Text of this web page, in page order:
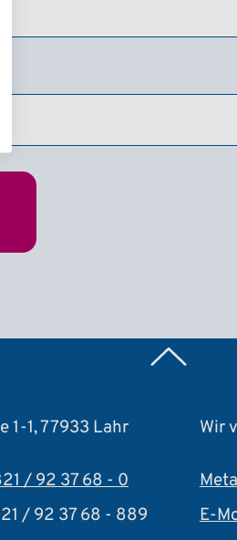
Zurück
1-1, 77933 Lahr
/ 92 37 68 - 0
/ 92 37 68 - 889
Wir
E-